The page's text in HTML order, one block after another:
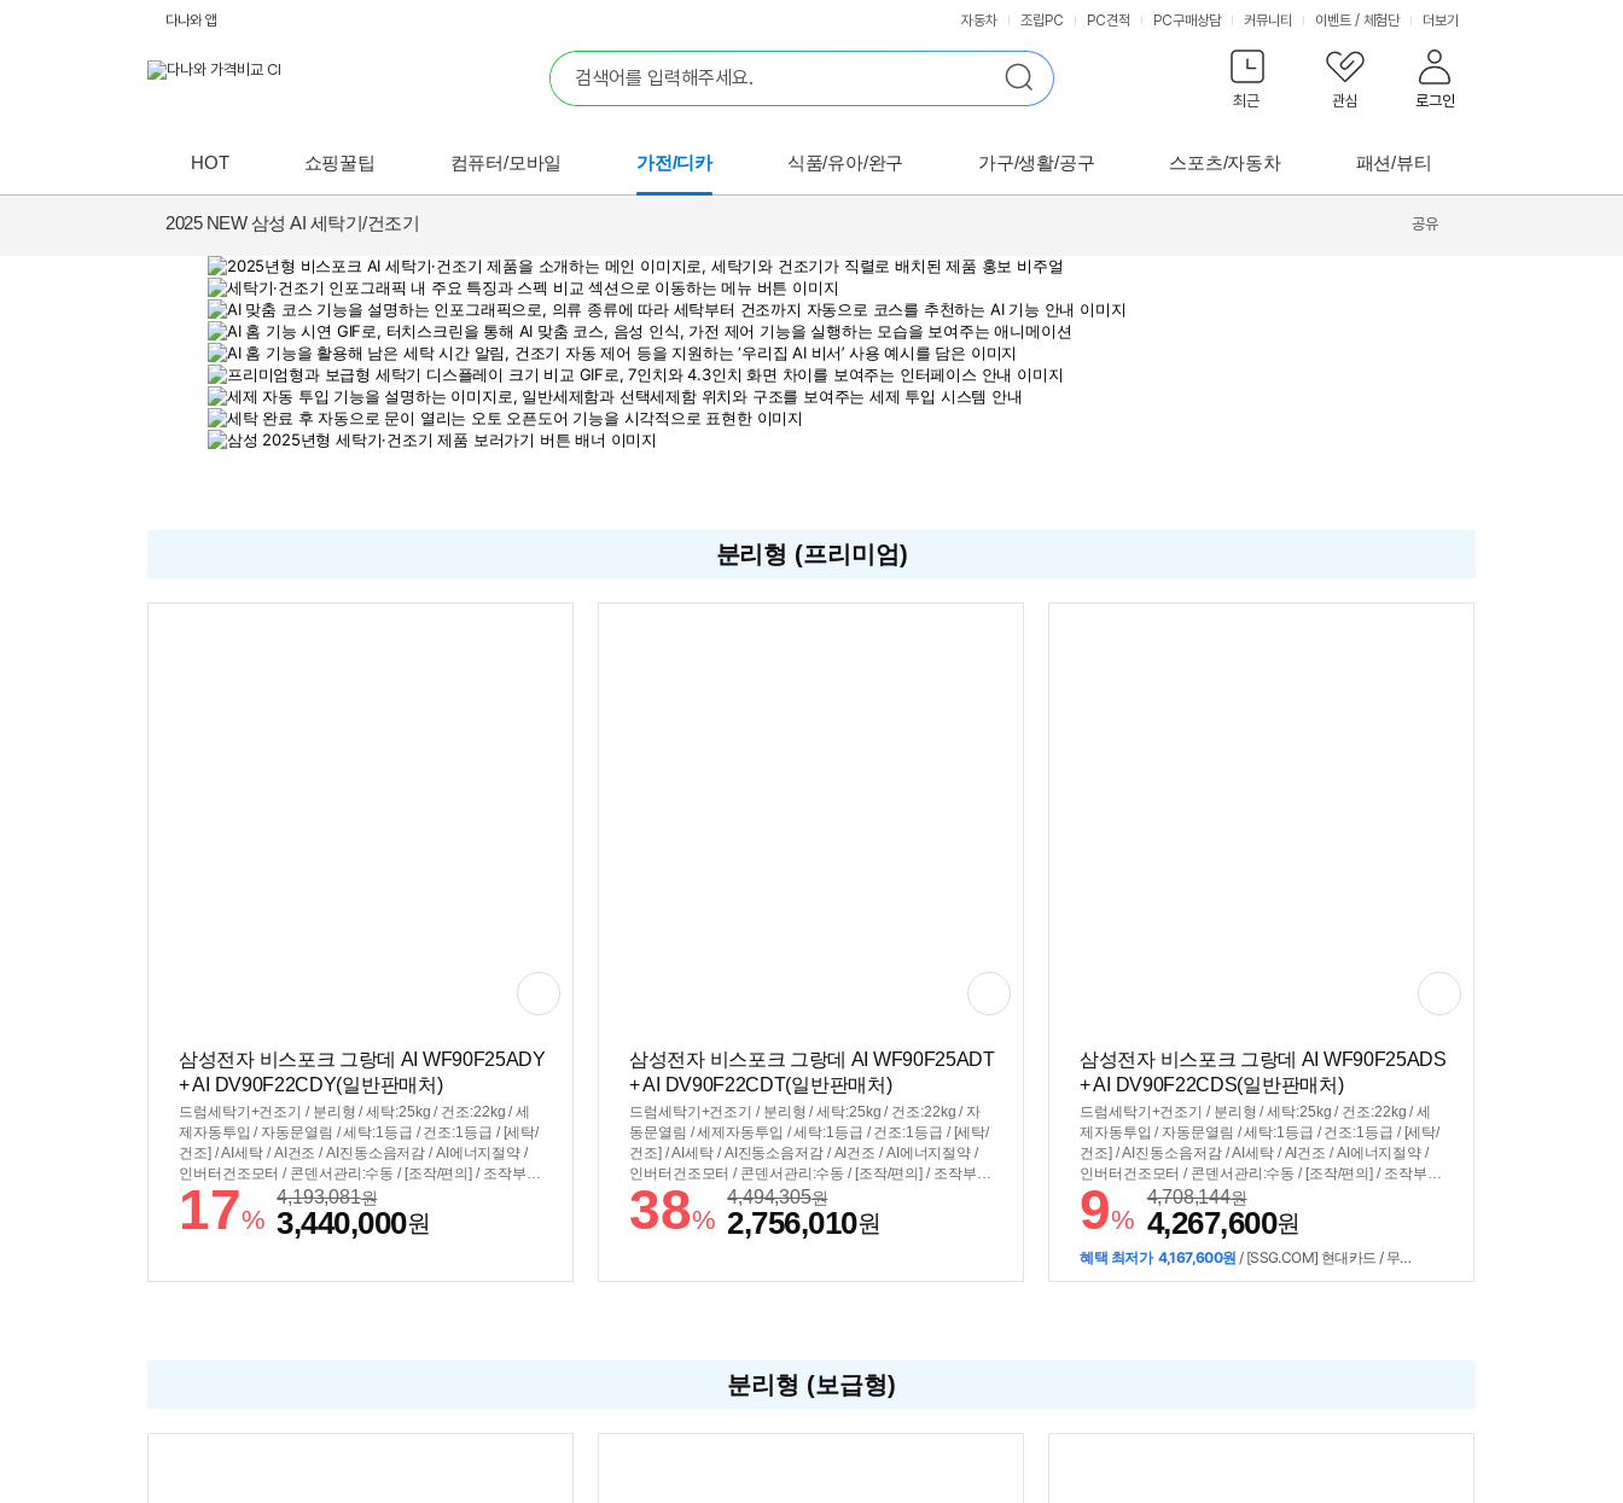
최근 관심 로그인
다나와 앱 자동차 조립PC PC견적 PC구매상담 커뮤니티 이벤트 / 체험단 더보기
HOT 쇼핑꿀팁 컴퓨터/모바일 가전/디카 식품/유아/완구 가구/생활/공구 스포츠/자동차 패션/뷰티
2025 NEW 삼성 AI 세탁기/건조기 공유
분리형 (프리미엄)
삼성전자 비스포크 그랑데 AI WF90F25ADY
+ AI DV90F22CDY(일반판매처)
드럼세탁기+건조기 / 분리형 / 세탁:25kg / 건조:22kg / 세
제자동투입 / 자동문열림 / 세탁:1등급 / 건조:1등급 / [세탁/
건조] / AI세탁 / AI건조 / AI진동소음저감 / AI에너지절약 /
인버터건조모터 / 콘덴서관리:수동 / [조작/편의] / 조작부:A
I홈 / 건조기 조작부:AI홈 / 조작부연동 / 스마트페어링 / 스
마트싱스 / 스마트폰제어 / [규격] / 세탁기색상:그레이지 /
건조기색상:그레이지 / 세트모델명:WF90F2522ACHY /
17%
4,193,081원
3,440,000원
삼성전자 비스포크 그랑데 AI WF90F25ADT
+ AI DV90F22CDT(일반판매처)
드럼세탁기+건조기 / 분리형 / 세탁:25kg / 건조:22kg / 자
동문열림 / 세제자동투입 / 세탁:1등급 / 건조:1등급 / [세탁/
건조] / AI세탁 / AI진동소음저감 / AI건조 / AI에너지절약 /
인버터건조모터 / 콘덴서관리:수동 / [조작/편의] / 조작부:A
I홈 / 건조기 조작부:AI홈 / 조작부연동 / 스마트싱스 / 스마
트페어링 / 스마트폰제어 / [규격] / 세탁기색상:실버스틸 /
건조기색상:실버스틸 / 세트모델명:WF90F2522ACHT / 직
38%
4,494,305원
2,756,010원
삼성전자 비스포크 그랑데 AI WF90F25ADS
+ AI DV90F22CDS(일반판매처)
드럼세탁기+건조기 / 분리형 / 세탁:25kg / 건조:22kg / 세
제자동투입 / 자동문열림 / 세탁:1등급 / 건조:1등급 / [세탁/
건조] / AI진동소음저감 / AI세탁 / AI건조 / AI에너지절약 /
인버터건조모터 / 콘덴서관리:수동 / [조작/편의] / 조작부:A
I홈 / 건조기 조작부:AI홈 / 조작부연동 / 스마트폰제어 / 스
마트싱스 / 스마트페어링 / [규격] / 세탁기색상:다크스틸 /
건조기색상:다크스틸 / 세트모델명:WF90F2522ACHS /
직렬:±686x1998x875mm / 병렬:±1392x984x875mm
9%
4,708,144원
4,267,600원
혜택 최저가 4,167,600원 / [SSG.COM] 현대카드 / 무이자 최대 3개월
분리형 (보급형)